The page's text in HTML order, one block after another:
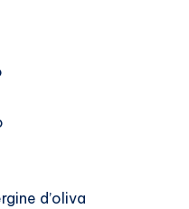
d’oliva